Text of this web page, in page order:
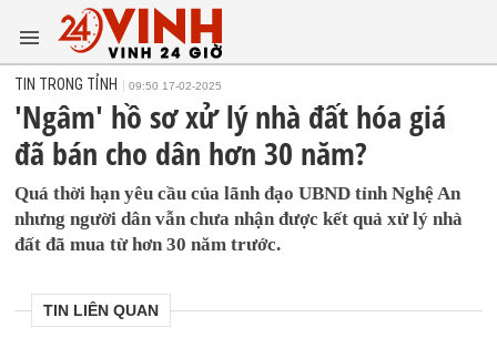
TIN TRONG TỈNH 09:50 17-02-2025
'Ngâm' hồ sơ xử lý nhà đất hóa giá
đã bán cho dân hơn 30 năm?
Quá thời hạn yêu cầu của lãnh đạo UBND tỉnh Nghệ An
nhưng người dân vẫn chưa nhận được kết quả xử lý nhà
đất đã mua từ hơn 30 năm trước.
TIN LIÊN QUAN